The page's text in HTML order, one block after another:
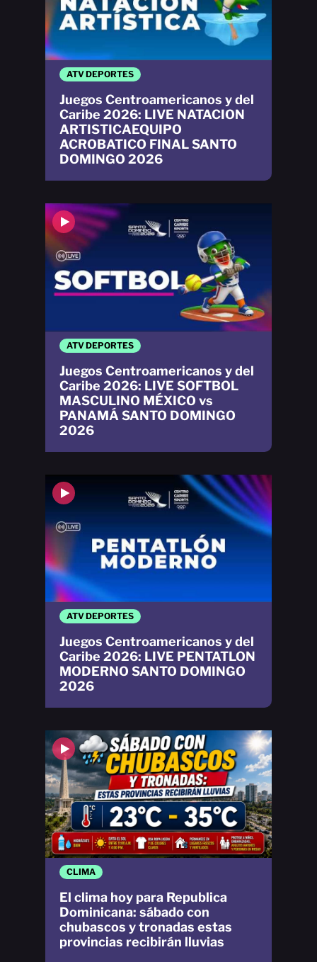
ATV DEPORTES
Juegos Centroamericanos y del
Caribe 2026: LIVE SOFTBOL
MASCULINO MÉXICO vs
PANAMÁ SANTO DOMINGO
2026
ATV DEPORTES
Juegos Centroamericanos y del
Caribe 2026: LIVE NATACION
ARTISTICAEQUIPO
ACROBATICO FINAL SANTO
DOMINGO 2026
CLIMA
El clima hoy para Republica
Dominicana: sábado con
chubascos y tronadas estas
provincias recibirán lluvias
ATV DEPORTES
Juegos Centroamericanos y del
Caribe 2026: LIVE PENTATLON
MODERNO SANTO DOMINGO
2026